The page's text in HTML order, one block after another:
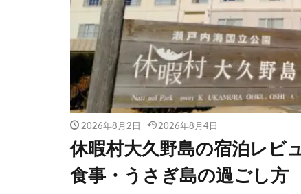
2026年8月2日 2026年8月4日
休暇村大久野島の宿泊レビ
食事・うさぎ島の過ごし方